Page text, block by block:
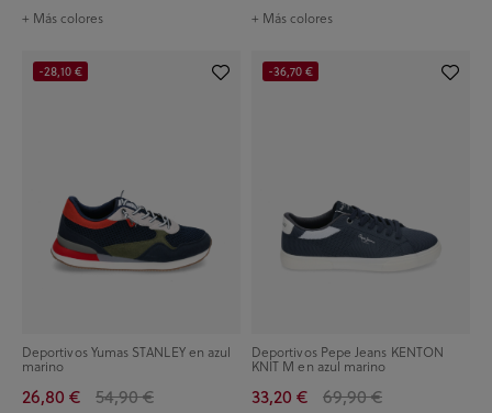
+ Más colores + Más colores
Deportivos Yumas STANLEY en azul
marino
26,80 € 54,90 €
-28,10 €
Deportivos Pepe Jeans KENTON
KNIT M en azul marino
33,20 € 69,90 €
-36,70 €